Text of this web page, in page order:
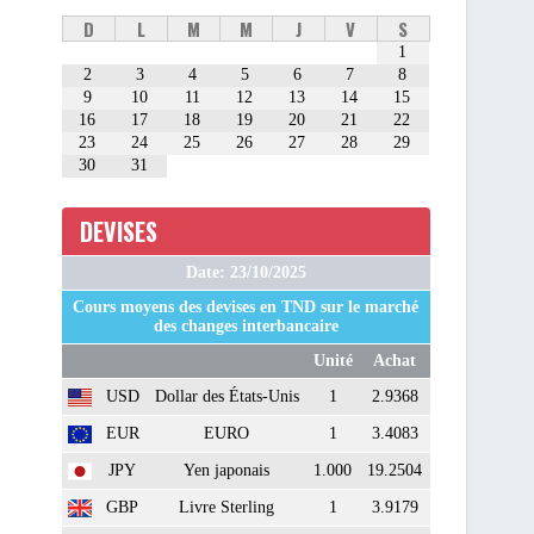
D L M M J V S
1
2
3 4 5 6 7
8
9
10 11 12 13 14
15
16
17 18 19 20 21
22
23
24 25 26 27 28
29
30
31
DEVISES
Date: 23/10/2025
Cours moyens des devises en TND sur le marché
des changes interbancaire
Unité
Achat
USD
Dollar des États-Unis 1 2.9368
EUR EURO 1 3.4083
JPY Yen japonais 1.000 19.2504
GBP Livre Sterling 1 3.9179